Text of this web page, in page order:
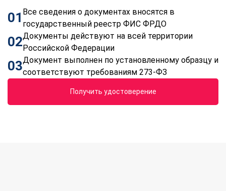
01 Все сведения о документах вносятся в
государственный реестр ФИС ФРДО
02Документы действуют на всей территории
Российской Федерации
03Документ выполнен по установленному образцу и
соответствуют требованиям 273-ФЗ
Получить удостоверение